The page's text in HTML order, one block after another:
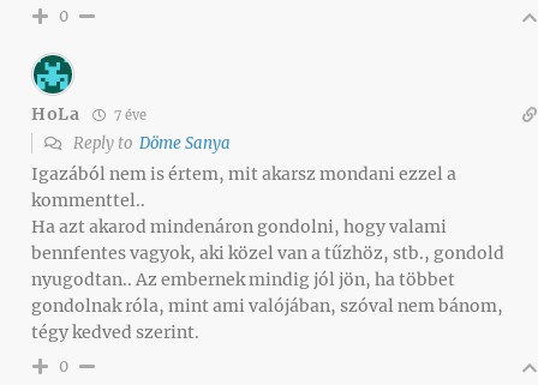
0
HoLa 7 éve
Reply to Döme Sanya
Igazából nem is értem, mit akarsz mondani ezzel a
kommenttel..
Ha azt akarod mindenáron gondolni, hogy valami
bennfentes vagyok, aki közel van a tűzhöz, stb., gondold
nyugodtan.. Az embernek mindig jól jön, ha többet
gondolnak róla, mint ami valójában, szóval nem bánom,
tégy kedved szerint.
0